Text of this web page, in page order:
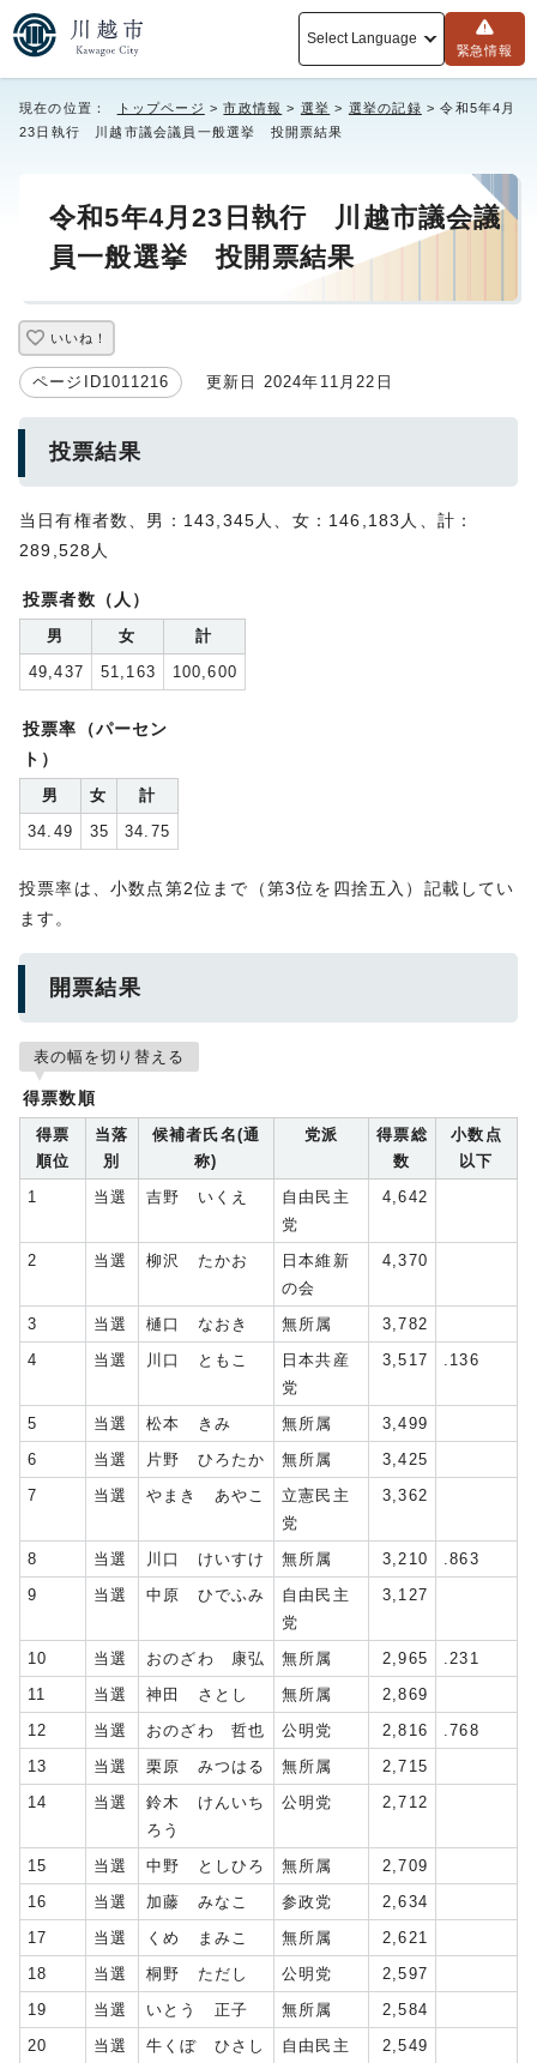
Select Language
緊急情報
現在の位置： トップページ >市政情報 > 選挙 > 選挙の記録 > 令和5年4月
23日執行 川越市議会議員一般選挙 投開票結果
令和5年4月23日執行 川越市議会議
員一般選挙 投開票結果
いいね！
ページID1011216 更新日 2024年11月22日
投票結果
当日有権者数、男：143,345人、女：146,183人、計：
289,528人
投票者数（人）
男 女
計
49,437
51,163 100,600
投票率（パーセン
ト）
男 女
計
34.49
35 34.75
投票率は、小数点第2位まで（第3位を四捨五入）記載してい
ます。
開票結果
表の幅を切り替える
得票数順
得票
順位
当落
別
候補者氏名(通
称)
党派
得票総
数
小数点
以下
1
当選 吉野 いくえ
自由民主
党
4,642
2 当選 柳沢 たかお
日本維新
の会
4,370
3 当選 樋口 なおき 無所属
3,782
4
当選 川口 ともこ
日本共産
党
3,517 .136
5 当選 松本 きみ 無所属
3,499
6
当選 片野 ひろたか 無所属
3,425
7
当選 やまき あやこ
立憲民主
党
3,362
8 当選 川口 けいすけ 無所属 3,210
.863
9
当選 中原 ひでふみ
自由民主
党
3,127
10 当選 おのざわ 康弘 無所属 2,965
.231
11
当選 神田 さとし 無所属
2,869
12
当選 おのざわ 哲也 公明党 2,816
.768
13
当選 栗原 みつはる 無所属
2,715
14
当選
鈴木 けんいち
ろう
公明党 2,712
15 当選 中野 としひろ 無所属
2,709
16
当選 加藤 みなこ 参政党
2,634
17
当選 くめ まみこ 無所属
2,621
18
当選 桐野 ただし 公明党
2,597
19
当選 いとう 正子 無所属
2,584
20
当選 牛くぼ ひさし
自由民主
2,549